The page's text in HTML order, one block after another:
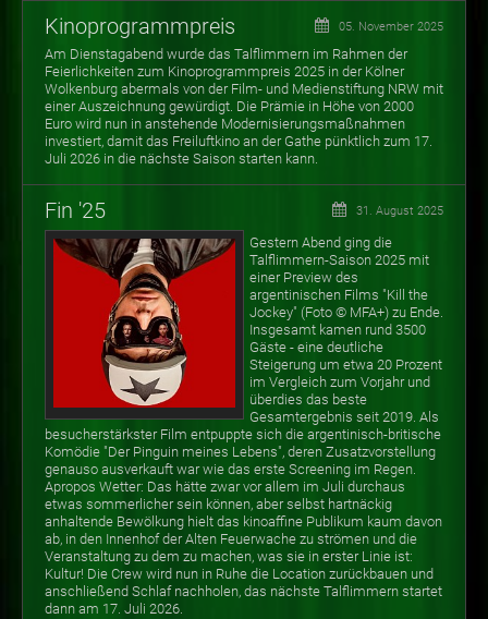
Kinoprogrammpreis 05. November 2025
Am Dienstagabend wurde das Talflimmern im Rahmen der
Feierlichkeiten zum Kinoprogrammpreis 2025 in der Kölner
Wolkenburg abermals von der Film- und Medienstiftung NRW mit
einer Auszeichnung gewürdigt. Die Prämie in Höhe von 2000
Euro wird nun in anstehende Modernisierungsmaßnahmen
investiert, damit das Freiluftkino an der Gathe pünktlich zum 17.
Juli 2026 in die nächste Saison starten kann.
Fin '25 31. August 2025
Gestern Abend ging die
Talflimmern-Saison 2025 mit
einer Preview des
argentinischen Films "Kill the
Jockey" (Foto © MFA+) zu Ende.
Insgesamt kamen rund 3500
Gäste - eine deutliche
Steigerung um etwa 20 Prozent
im Vergleich zum Vorjahr und
überdies das beste
Gesamtergebnis seit 2019. Als
besucherstärkster Film entpuppte sich die argentinisch-britische
Komödie "Der Pinguin meines Lebens", deren Zusatzvorstellung
genauso ausverkauft war wie das erste Screening im Regen.
Apropos Wetter: Das hätte zwar vor allem im Juli durchaus
etwas sommerlicher sein können, aber selbst hartnäckig
anhaltende Bewölkung hielt das kinoaffine Publikum kaum davon
ab, in den Innenhof der Alten Feuerwache zu strömen und die
Veranstaltung zu dem zu machen, was sie in erster Linie ist:
Kultur! Die Crew wird nun in Ruhe die Location zurückbauen und
anschließend Schlaf nachholen, das nächste Talflimmern startet
dann am 17. Juli 2026.